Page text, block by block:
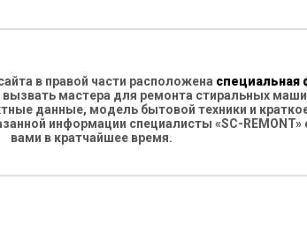
в правой части расположена специальная
мастера для ремонта стиральных
данные, модель бытовой техники и
информации специалисты «SC-REMONT»
вами в кратчайшее время.